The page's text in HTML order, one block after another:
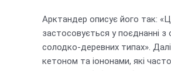
Арктандер описує його так:
застосовується у поєднанні
солодко-деревних типах».
кетоном та іононами, які